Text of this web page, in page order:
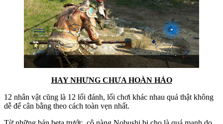
HAY NHƯNG CHƯA HOÀN HẢO
12 nhân vật cũng là 12 lối đánh, lối chơi khác nhau quả thật không
dễ để cân bằng theo cách toàn vẹn nhất.